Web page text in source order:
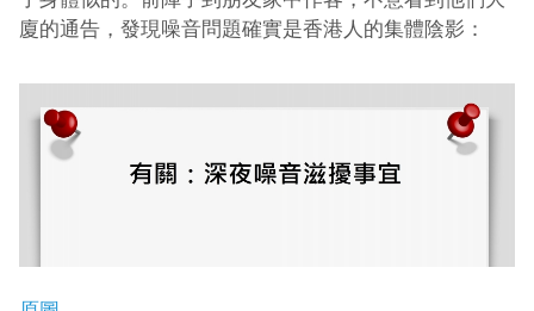
廈的通告，發現噪音問題確實是香港人的集體陰影：